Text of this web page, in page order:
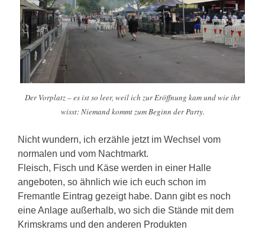
Der Vorplatz – es ist so leer, weil ich zur Eröffnung kam und wie ihr
wisst: Niemand kommt zum Beginn der Party.
Nicht wundern, ich erzähle jetzt im Wechsel vom
normalen und vom Nachtmarkt.
Fleisch, Fisch und Käse werden in einer Halle
angeboten, so ähnlich wie ich euch schon im
Fremantle Eintrag gezeigt habe. Dann gibt es noch
eine Anlage außerhalb, wo sich die Stände mit dem
Krimskrams und den anderen Produkten